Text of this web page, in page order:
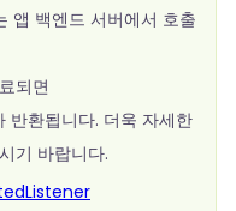
앱 백엔드 서버에서 호출
되면
반환됩니다. 더욱 자세한
기 바랍니다.